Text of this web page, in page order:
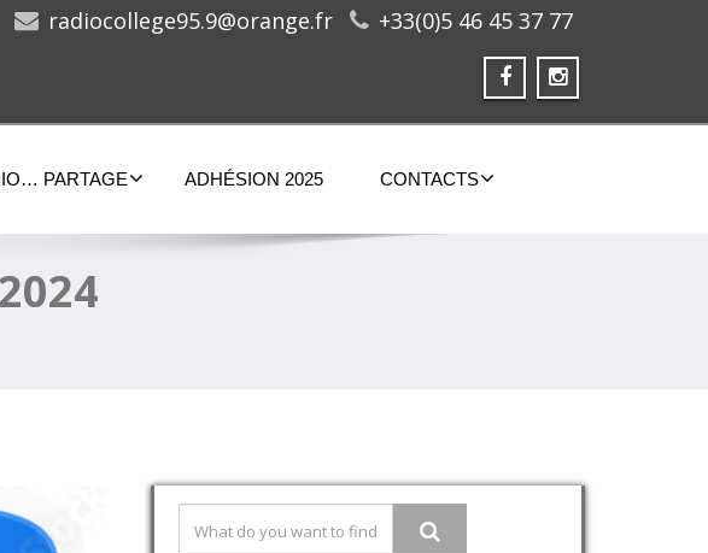
radiocollege95.9@orange.fr +33(0)5 46 45 37 77
PARTAGE ADHÉSION 2025 CONTACTS